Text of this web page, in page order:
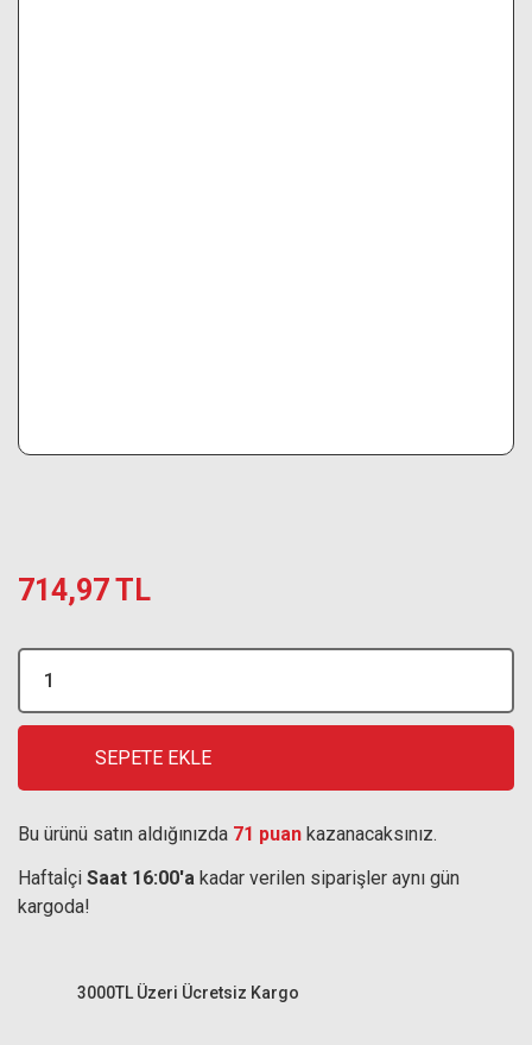
714,97 TL
SEPETE EKLE
Bu ürünü satın aldığınızda 71 puan kazanacaksınız.
Haftaİçi Saat 16:00'a kadar verilen siparişler aynı gün
kargoda!
3000TL Üzeri Ücretsiz Kargo